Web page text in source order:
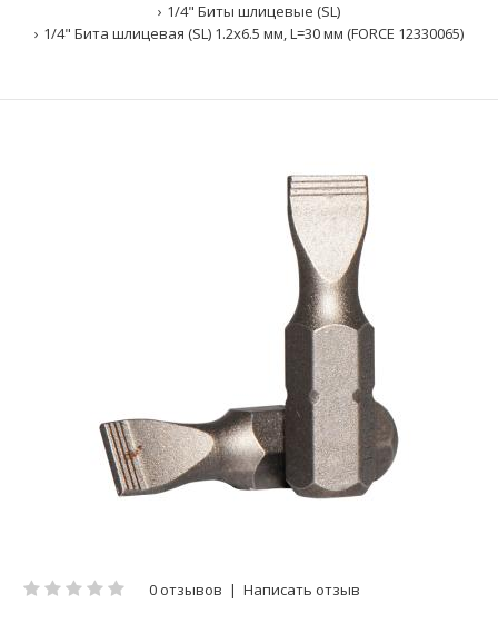
1/4" Биты шлицевые (SL)
1/4" Бита шлицевая (SL) 1.2х6.5 мм, L=30 мм (FORCE 12330065)
0 отзывов | Написать отзыв